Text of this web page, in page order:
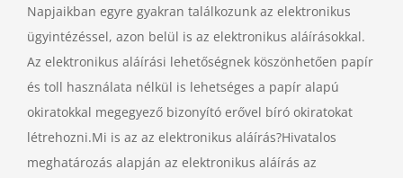
Napjaikban egyre gyakran találkozunk az elektronikus
ügyintézéssel, azon belül is az elektronikus aláírásokkal.
Az elektronikus aláírási lehetőségnek köszönhetően papír
és toll használata nélkül is lehetséges a papír alapú
okiratokkal megegyező bizonyító erővel bíró okiratokat
létrehozni.Mi is az az elektronikus aláírás?Hivatalos
meghatározás alapján az elektronikus aláírás az